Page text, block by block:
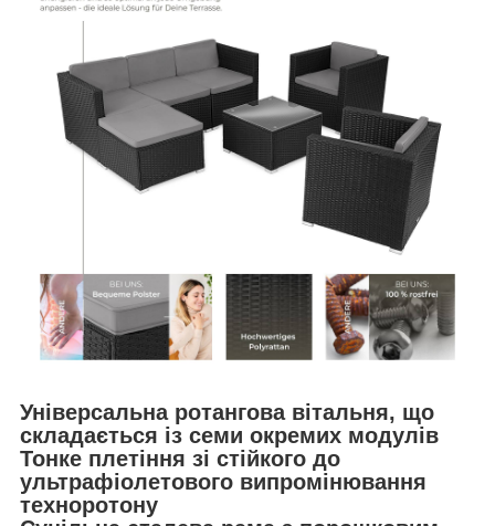
Універсальна ротангова вітальня, що
складається із семи окремих модулів
Тонке плетіння зі стійкого до
ультрафіолетового випромінювання
техноротону